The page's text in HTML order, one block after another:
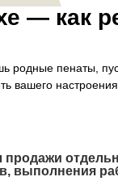
— как
родные пенаты,
вашего
продажи
выполнения